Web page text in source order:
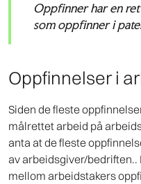
Oppfinner har en
som oppfinner i
Oppfinnelser i
Siden de fleste
målrettet arbeid på
anta at de fleste
av arbeidsgiver/
mellom arbeidstakers